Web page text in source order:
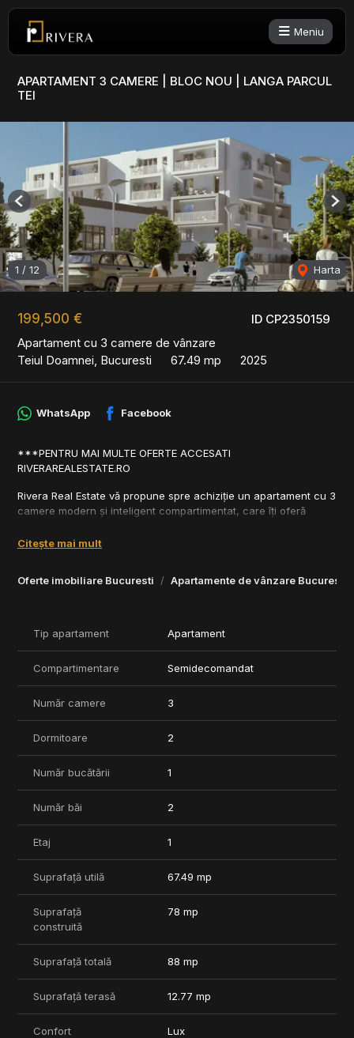
Meniu
APARTAMENT 3 CAMERE | BLOC NOU | LANGA PARCUL
TEI
ID CP2350159
199,500 €
Apartament cu 3 camere de vânzare
Teiul Doamnei, Bucuresti
67.49 mp 2025
1 / 12 Harta
Previous
Oferte imobiliare Bucuresti Apartamente de vânzare Bucuresti
WhatsApp Facebook
***PENTRU MAI MULTE OFERTE ACCESATI
RIVERAREALESTATE.RO
Rivera Real Estate vă propune spre achiziție un apartament cu 3
camere modern și inteligent compartimentat, care îți oferă
Compartimentare:
- Living + Bucătărie open space – 30,95 mp;
- Dormitor - 14,17;
- Balcon - 8,10 mp.
Acest apartament reprezintă o oportunitate unică de a te
Proiectul beneficiaza de locuri de parcare subterane.
Nivel - 2: 15.850 EUR+TVA.
Termen de finalziare: Iunie 2026.
***Pozele sunt cu titlu informativ.
Pentru mai multe informatii nu ezitati sa ne contactati!
Citește mai mult
Tip apartament Apartament
Compartimentare Semidecomandat
Număr camere 3
Dormitoare 2
Număr bucătării 1
Număr băi 2
Etaj 1
Suprafață utilă 67.49 mp
Suprafață
construită
78 mp
Suprafață totală 88 mp
Suprafață terasă 12.77 mp
Confort Lux